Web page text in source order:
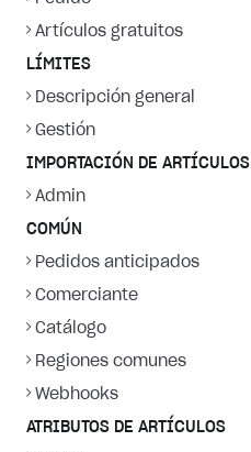
Artículos gratuitos
LÍMITES
Descripción general
Gestión
IMPORTACIÓN DE ARTÍCULOS
Admin
COMÚN
Pedidos anticipados
Comerciante
Catálogo
Regiones comunes
Webhooks
ATRIBUTOS DE ARTÍCULOS